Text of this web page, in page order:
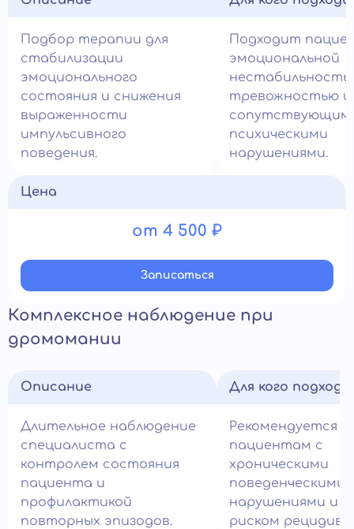
Подбор терапии для
стабилизации
эмоционального
состояния и снижения
выраженности
импульсивного
поведения.
Подходит
эмоциональной
тревожностью и
психическими
нарушениями.
Цена
от 4 500 ₽
Записатьcя
Комплексное наблюдение при
дромомании
Описание
Длительное наблюдение
специалиста с
контролем состояния
пациента и
профилактикой
повторных эпизодов.
Для кого
Рекомендуется
пациентам с
хроническими
поведенческими
нарушениями и
риском рецидива.